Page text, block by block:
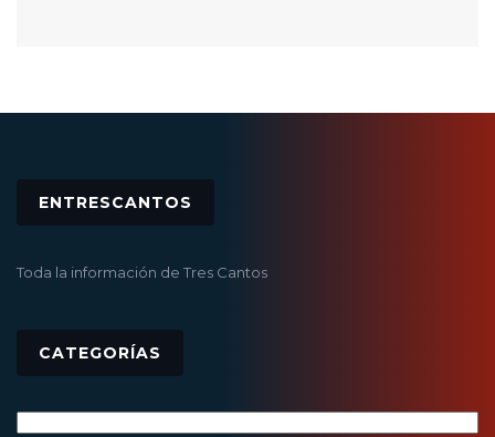
ENTRESCANTOS
Toda la información de Tres Cantos
CATEGORÍAS